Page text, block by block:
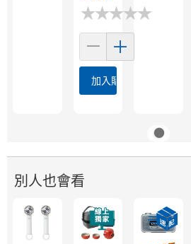
★★★★★
★★★★★
加入購物車
別人也會看